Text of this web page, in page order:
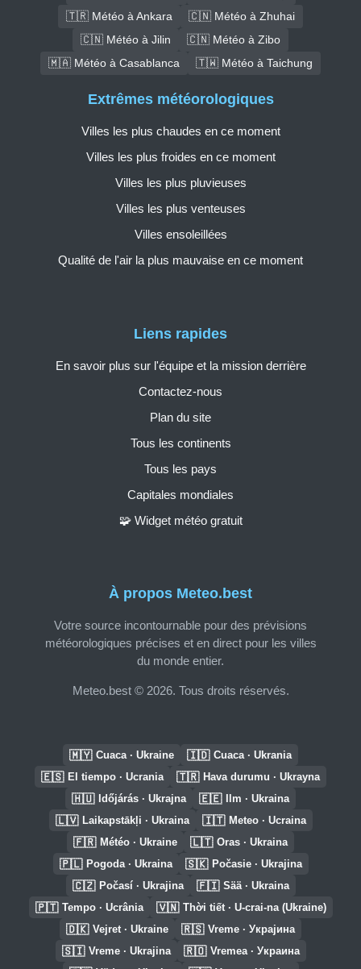
🇹🇷 Météo à Ankara
🇨🇳 Météo à Zhuhai
🇨🇳 Météo à Jilin
🇨🇳 Météo à Zibo
🇲🇦 Météo à Casablanca
🇹🇼 Météo à Taichung
À propos Meteo.best
Votre source incontournable pour des prévisions
météorologiques précises et en direct pour les villes
du monde entier.
Meteo.best © 2026. Tous droits réservés.
Liens rapides
En savoir plus sur l'équipe et la mission derrière
Contactez-nous
Plan du site
Tous les continents
Tous les pays
Capitales mondiales
🧩 Widget météo gratuit
Extrêmes météorologiques
Villes les plus chaudes en ce moment
Villes les plus froides en ce moment
Villes les plus pluvieuses
Villes les plus venteuses
Villes ensoleillées
Qualité de l'air la plus mauvaise en ce moment
🇲🇾 Cuaca · Ukraine 🇮🇩 Cuaca · Ukrania
🇪🇸 El tiempo · Ucrania 🇹🇷 Hava durumu · Ukrayna
🇭🇺 Időjárás · Ukrajna 🇪🇪 Ilm · Ukraina
🇱🇻 Laikapstākļi · Ukraina 🇮🇹 Meteo · Ucraina
🇫🇷 Météo · Ukraine 🇱🇹 Oras · Ukraina
🇵🇱 Pogoda · Ukraina 🇸🇰 Počasie · Ukrajina
🇨🇿 Počasí · Ukrajina 🇫🇮 Sää · Ukraina
🇵🇹 Tempo · Ucrânia 🇻🇳 Thời tiết · U-crai-na (Ukraine)
🇩🇰 Vejret · Ukraine 🇷🇸 Vreme · Украјина
🇸🇮 Vreme · Ukrajina 🇷🇴 Vremea · Украина